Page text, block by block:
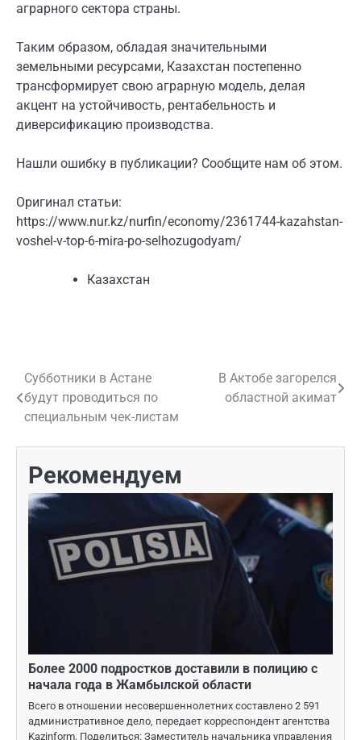
аграрного сектора страны.
Таким образом, обладая значительными
земельными ресурсами, Казахстан постепенно
трансформирует свою аграрную модель, делая
акцент на устойчивость, рентабельность и
диверсификацию производства.
Нашли ошибку в публикации? Сообщите нам об этом.
Оригинал статьи:
https://www.nur.kz/nurfin/economy/2361744-kazahstan-
voshel-v-top-6-mira-po-selhozugodyam/
Казахстан
Навигация
по
записям
Субботники в Астане
будут проводиться по
специальным чек-листам
В Актобе загорелся
областной акимат
Рекомендуем
Более 2000 подростков доставили в полицию с
начала года в Жамбылской области
Всего в отношении несовершеннолетних составлено 2 591
административное дело, передает корреспондент агентства
Kazinform. Поделиться: Заместитель начальника управления